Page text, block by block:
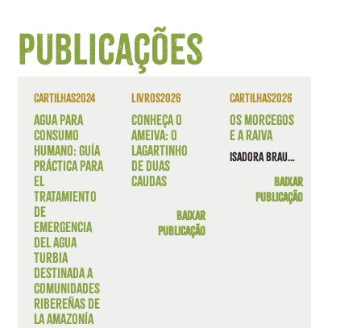
Publicações
Cartilhas2024
Agua para
Consumo
Humano: Guía
Práctica para
el
Tratamiento
de
Emergencia
del agua
turbia
destinada a
comunidades
ribereñas de
la Amazonía
Livros2026
Conheça o
Ameiva: o
lagartinho
de duas
caudas
Baixar
publicação
Cartilhas2026
Os morcegos
e a raiva
Isadora Brauner Lobato, Maria Cecília R. L. Gomes, Rafael Magalhães Rabelo
Baixar
publicação